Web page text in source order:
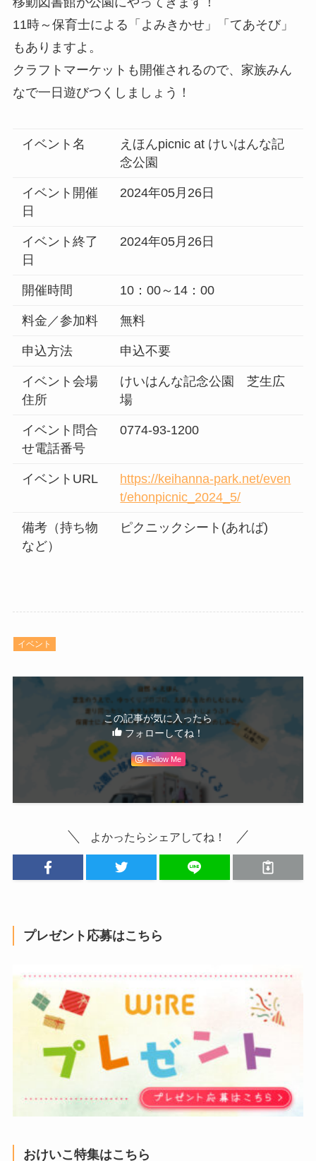
11時～保育士による「よみきかせ」「てあそび」
もありますよ。
クラフトマーケットも開催されるので、家族みん
なで一日遊びつくしましょう！
イベント名
えほんpicnic at けいはんな記
念公園
イベント開催
日
2024年05月26日
イベント終了
日
2024年05月26日
開催時間 10：00～14：00
料金／参加料 無料
申込方法 申込不要
イベント会場
住所
けいはんな記念公園 芝生広
場
イベント問合
せ電話番号
0774-93-1200
イベントURL
https://keihanna-park.net/even
t/ehonpicnic_2024_5/
備考（持ち物
など）
ピクニックシート(あれば)
イベント
この記事が気に入ったら
フォローしてね！
Follow Me
よかったらシェアしてね！
プレゼント応募はこちら
おけいこ特集はこちら